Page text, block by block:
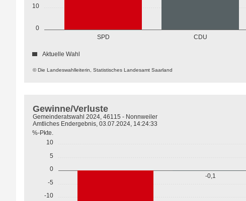
0
10
SPD CDU
© Die Landeswahlleiterin, Statistisches Landesamt Saarland
Aktuelle Wahl
-10
-5
0
5
10
%-Pkte.
-0,1
Gewinne/Verluste
Gemeinderatswahl 2024, 46115 - Nonnweiler
Amtliches Endergebnis, 03.07.2024, 14:24:33